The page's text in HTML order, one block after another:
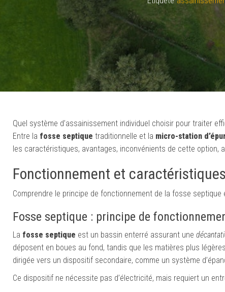
Quel système d’assainissement individuel choisir pour traiter
Entre la fosse septique traditionnelle et la micro-station
les caractéristiques, avantages, inconvénients de cette
Fonctionnement et
Comprendre le principe de fonctionnement de la fosse septique
Fosse septique : principe de
La fosse septique est un bassin enterré assurant une
déposent en boues au fond, tandis que les matières plus
dirigée vers un dispositif secondaire, comme un système
Ce dispositif ne nécessite pas d’électricité, mais requiert un